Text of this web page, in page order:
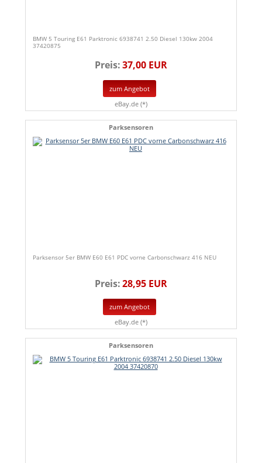
BMW 5 Touring E61 Parktronic 6938741 2.50 Diesel 130kw 2004
37420875
Preis:37,00 EUR
zum Angebot
eBay.de (*)
Parksensoren
Parksensor 5er BMW E60 E61 PDC vorne Carbonschwarz 416 NEU
Preis:28,95 EUR
zum Angebot
eBay.de (*)
Parksensoren